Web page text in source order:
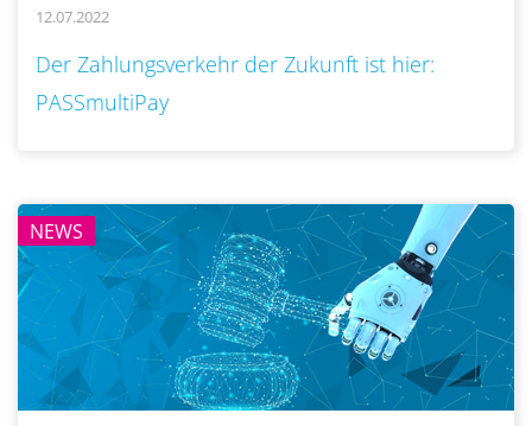
12.07.2022
Der Zahlungsverkehr der Zukunft ist hier:
PASSmultiPay
NEWS